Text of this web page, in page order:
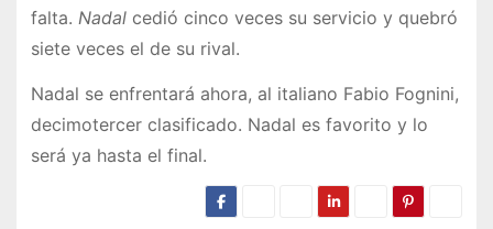
falta. Nadalcedió cinco veces su servicio y quebró
siete veces el de su rival.
Nadal se enfrentará ahora, al italiano Fabio Fognini,
decimotercer clasificado. Nadal es favorito y lo
será ya hasta el final.